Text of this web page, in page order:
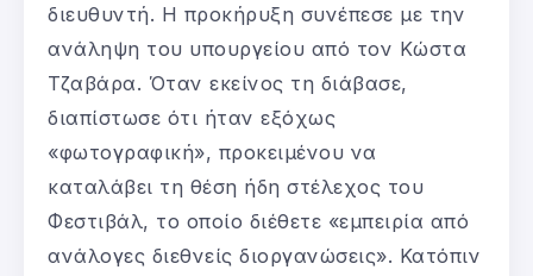
διευθυντή. Η προκήρυξη συνέπεσε με την
ανάληψη του υπουργείου από τον Κώστα
Τζαβάρα. Όταν εκείνος τη διάβασε,
διαπίστωσε ότι ήταν εξόχως
«φωτογραφική», προκειμένου να
καταλάβει τη θέση ήδη στέλεχος του
Φεστιβάλ, το οποίο διέθετε «εμπειρία από
ανάλογες διεθνείς διοργανώσεις». Κατόπιν